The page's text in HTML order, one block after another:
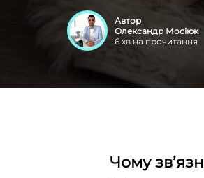
Автор
Олександр Мосіюк
6 хв на прочитання
Чому